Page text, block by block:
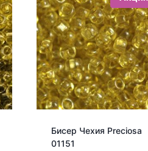
Бисер Чехия Preciosa
01151